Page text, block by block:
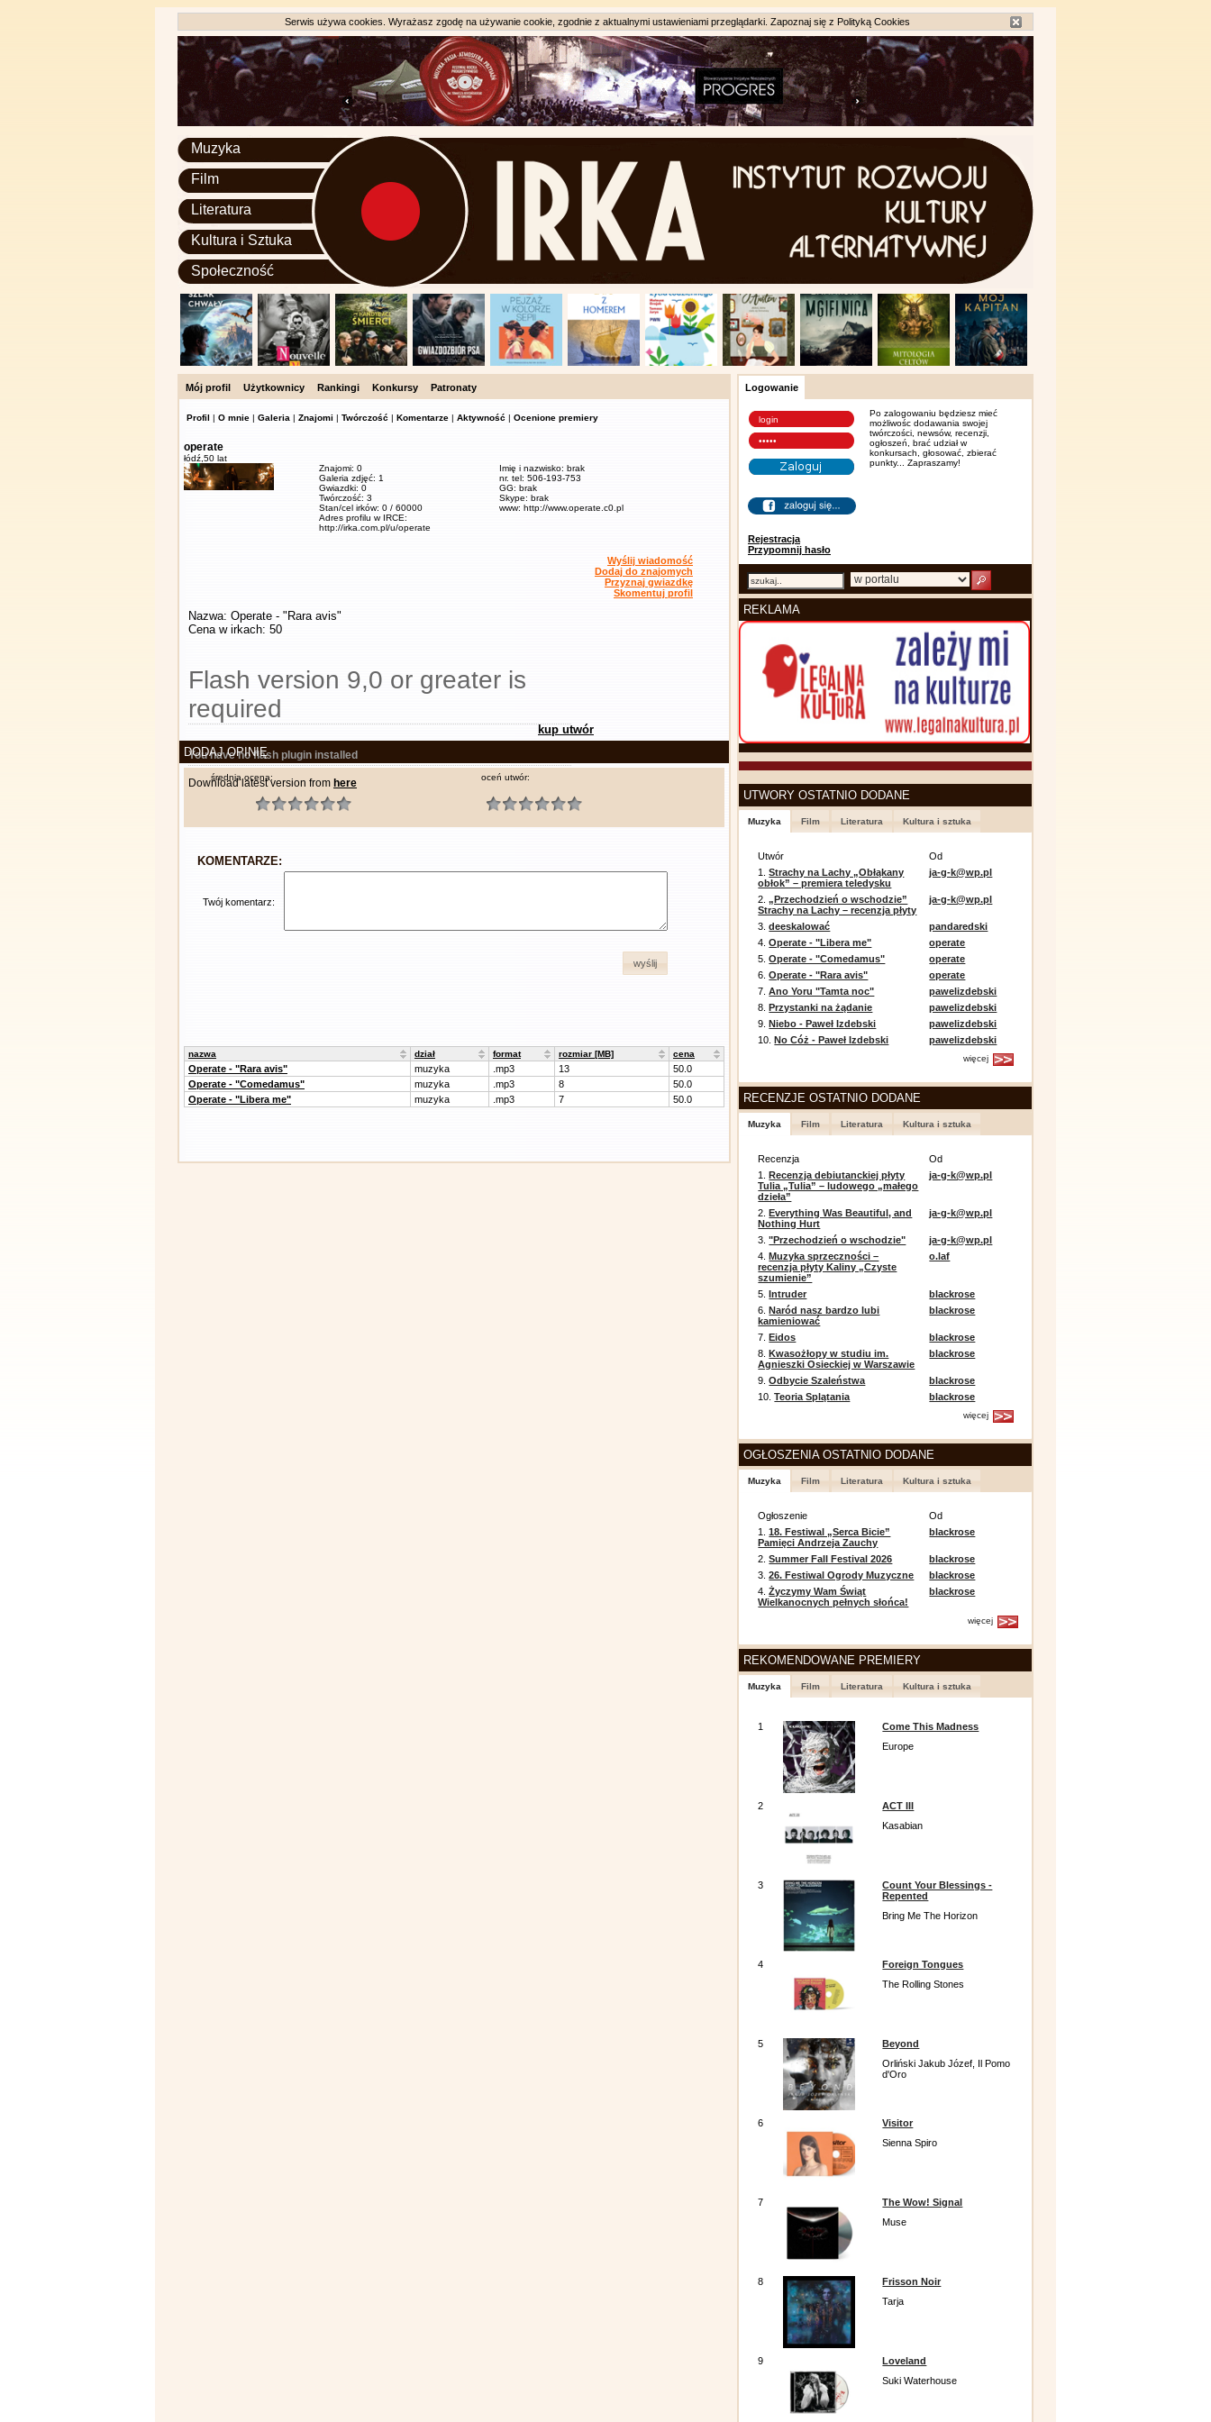
Serwis używa cookies. Wyrażasz zgodę na używanie cookie, zgodnie z aktualnymi ustawieniami przeglądarki. Zapoznaj się z Polityką Cookies
Muzyka
Film
Literatura
Kultura i Sztuka
Społeczność
Mój profil Użytkownicy Rankingi Konkursy Patronaty
Profil | O mnie | Galeria | Znajomi | Twórczość | Komentarze | Aktywność | Ocenione premiery
operate
łódź, 50 lat
Znajomi: 0
Galeria zdjęć: 1
Gwiazdki: 0
Twórczość: 3
Stan/cel irków: 0 / 60000
Adres profilu w IRCE:
http://irka.com.pl/u/operate
Imię i nazwisko: brak
nr. tel: 506-193-753
GG: brak
Skype: brak
www: http://www.operate.c0.pl
Wyślij wiadomość
Dodaj do znajomych
Przyznaj gwiazdkę
Skomentuj profil
Nazwa: Operate - "Rara avis"
Cena w irkach: 50
Flash version 9,0 or greater is
required
You have no flash plugin installed
Download latest version from here
kup utwór
DODAJ OPINIĘ
średnia ocena: oceń utwór:
KOMENTARZE:
Twój komentarz:
wyślij
nazwa dział format rozmiar [MB] cena
Operate - "Rara avis" muzyka .mp3 13
50.0
Operate - "Comedamus"
muzyka .mp3 8
50.0
Operate - "Libera me"
muzyka .mp3 7 50.0
Logowanie
Rejestracja
Przypomnij hasło
Po zalogowaniu będziesz mieć
możliwośc dodawania swojej
twórczości, newsów, recenzji,
ogłoszeń, brać udział w
konkursach, głosować, zbierać
punkty... Zapraszamy!
REKLAMA
UTWORY OSTATNIO DODANE
Muzyka Film Literatura Kultura i sztuka
Utwór
Od
1.Strachy na Lachy „Obłąkany
obłok” – premiera teledysku
ja-g-k@wp.pl
2.„Przechodzień o wschodzie”
Strachy na Lachy – recenzja płyty
ja-g-k@wp.pl
3.deeskalować
pandaredski
4.Operate - "Libera me"
operate
5.Operate - "Comedamus"
operate
6.Operate - "Rara avis"
operate
7.Ano Yoru "Tamta noc"
pawelizdebski
8.Przystanki na żądanie
pawelizdebski
9.Niebo - Paweł Izdebski
pawelizdebski
10.No Cóż - Paweł Izdebski pawelizdebski
więcej
RECENZJE OSTATNIO DODANE
Muzyka Film Literatura Kultura i sztuka
Recenzja
Od
1.Recenzja debiutanckiej płyty
Tulia „Tulia” – ludowego „małego
dzieła”
ja-g-k@wp.pl
2.Everything Was Beautiful, and
Nothing Hurt
ja-g-k@wp.pl
3."Przechodzień o wschodzie"
ja-g-k@wp.pl
4.Muzyka sprzeczności –
recenzja płyty Kaliny „Czyste
szumienie”
o.laf
5.Intruder
blackrose
6.Naród nasz bardzo lubi
kamieniować
blackrose
7.Eidos
blackrose
8.Kwasożłopy w studiu im.
Agnieszki Osieckiej w Warszawie
blackrose
9.Odbycie Szaleństwa
blackrose
10.Teoria Splątania blackrose
więcej
OGŁOSZENIA OSTATNIO DODANE
Muzyka Film Literatura Kultura i sztuka
Ogłoszenie
Od
1.18. Festiwal „Serca Bicie”
Pamięci Andrzeja Zauchy
blackrose
2.Summer Fall Festival 2026
blackrose
3.26. Festiwal Ogrody Muzyczne
blackrose
4.Życzymy Wam Świąt
Wielkanocnych pełnych słońca!
blackrose
więcej
REKOMENDOWANE PREMIERY
Muzyka Film Literatura Kultura i sztuka
1
Come This Madness
Europe
2
ACT III
Kasabian
3
Count Your Blessings -
Repented
Bring Me The Horizon
4
Foreign Tongues
The Rolling Stones
5
Beyond
Orliński Jakub Józef, Il Pomo
d'Oro
6
Visitor
Sienna Spiro
7
The Wow! Signal
Muse
8
Frisson Noir
Tarja
9
Loveland
Suki Waterhouse